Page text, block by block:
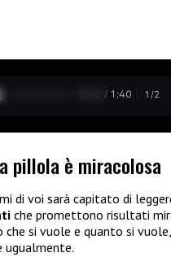
0:13 / 1:40 1 /2
pillola è miracolosa
di voi sarà capitato di
che promettono risultati
che si vuole e quanto si
ugualmente.